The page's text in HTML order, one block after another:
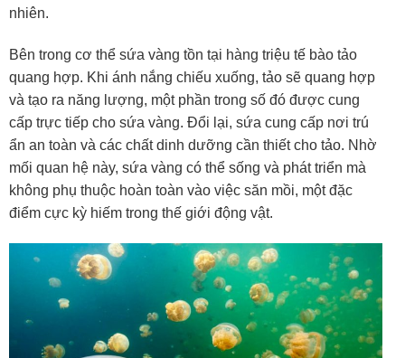
nhiên.
Bên trong cơ thể sứa vàng tồn tại hàng triệu tế bào tảo
quang hợp. Khi ánh nắng chiếu xuống, tảo sẽ quang hợp
và tạo ra năng lượng, một phần trong số đó được cung
cấp trực tiếp cho sứa vàng. Đổi lại, sứa cung cấp nơi trú
ẩn an toàn và các chất dinh dưỡng cần thiết cho tảo. Nhờ
mối quan hệ này, sứa vàng có thể sống và phát triển mà
không phụ thuộc hoàn toàn vào việc săn mồi, một đặc
điểm cực kỳ hiếm trong thế giới động vật.